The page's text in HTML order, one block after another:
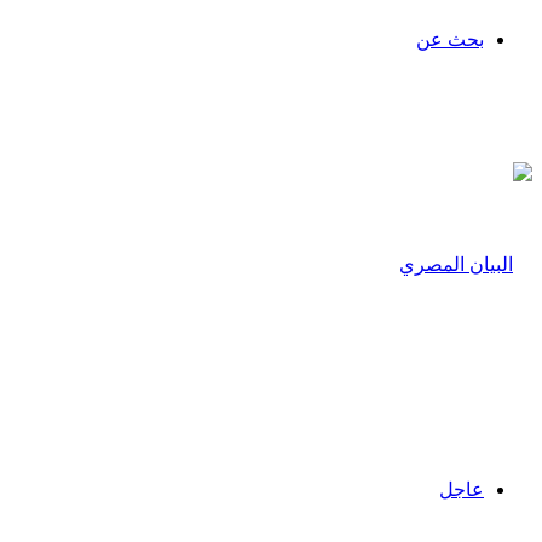
بحث عن
عاجل